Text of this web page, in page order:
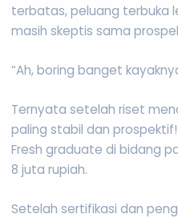
terbatas, peluang terbuka
masih skeptis sama
“Ah, boring banget
Ternyata setelah riset
paling stabil dan
Fresh graduate di bidang
8 juta rupiah.
Setelah sertifikasi dan